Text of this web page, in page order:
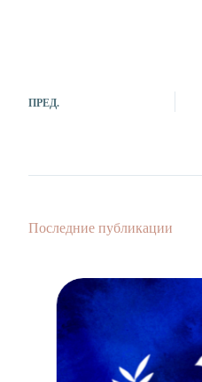
ПРЕД.
Последние публикации